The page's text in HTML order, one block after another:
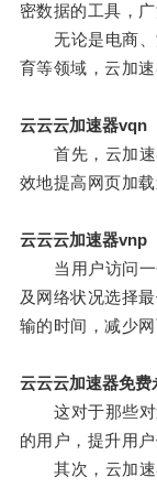
密数据的工具，
无论是电商、
育等领域，云加
云云云加速器vqn
首先，云加速
效地提高网页加载
云云云加速器vnp
当用户访问一
及网络状况选择
输的时间，减少
云云云加速器免费
这对于那些对
的用户，提升用
其次，云加速